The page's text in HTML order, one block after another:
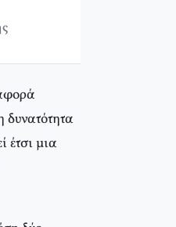
δυνατότητα
έτσι μια